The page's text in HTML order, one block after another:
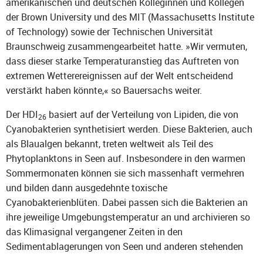
amerikanischen und deutschen Kolleginnen und Kollegen
der Brown University und des MIT (Massachusetts Institute
of Technology) sowie der Technischen Universität
Braunschweig zusammengearbeitet hatte. »Wir vermuten,
dass dieser starke Temperaturanstieg das Auftreten von
extremen Wetterereignissen auf der Welt entscheidend
verstärkt haben könnte,« so Bauersachs weiter.
Der HDI26 basiert auf der Verteilung von Lipiden, die von
Cyanobakterien synthetisiert werden. Diese Bakterien, auch
als Blaualgen bekannt, treten weltweit als Teil des
Phytoplanktons in Seen auf. Insbesondere in den warmen
Sommermonaten können sie sich massenhaft vermehren
und bilden dann ausgedehnte toxische
Cyanobakterienblüten. Dabei passen sich die Bakterien an
ihre jeweilige Umgebungstemperatur an und archivieren so
das Klimasignal vergangener Zeiten in den
Sedimentablagerungen von Seen und anderen stehenden